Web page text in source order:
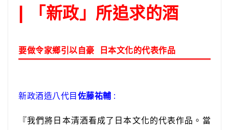
| 「新政」所追求的酒
要做令家鄉引以自豪 日本文化的代表作品
新政酒造八代目 佐藤祐輔 :
『我們將日本清酒看成了日本文化的代表作品。當